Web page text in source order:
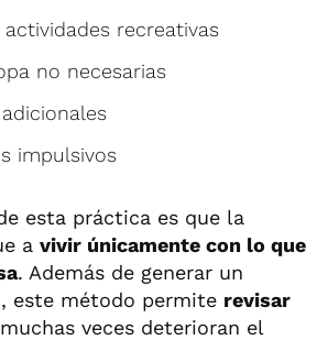
recreativas
no necesarias
impulsivos
esta práctica es que la
a vivir únicamente con lo que
. Además de generar un
este método permite revisar
veces deterioran el